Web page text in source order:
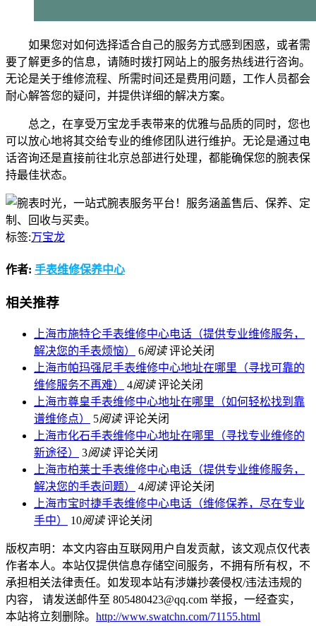
如果您对如何选择适合自己的服务方式感到困惑，或者需
要了解更多的信息，请随时拨打网站上的服务热线进行咨询。
无论是关于维修流程、所需时间还是费用问题，工作人员都会
耐心解答您的疑问，并提供详细的解决方案。
总之，在享受万宝龙手表带来的优雅与品质的同时，您也
可以放心地将其交给专业的维修团队进行维护。无论是通过电
话咨询还是直接前往北京总部进行处理，都能确保您的腕表保
持最佳状态。
标签:万宝龙
作者: 手表维修保养中心
相关推荐
上海市施特仑手表维修中心电话（提供专业维修服务，
解决您的手表烦恼）
6阅读 评论关闭
上海市帕玛强尼手表维修中心地址在哪里（寻找可靠的
维修服务不再难）
4阅读 评论关闭
上海市尊皇手表维修中心地址在哪里（如何轻松找到靠
谱维修点）
5阅读 评论关闭
上海市化石手表维修中心地址在哪里（寻找专业维修的
新途径）
3阅读 评论关闭
上海市柏莱士手表维修中心电话（提供专业维修服务，
解决您的手表问题）
4阅读 评论关闭
上海市宝时捷手表维修中心电话（维修保养，尽在专业
手中）
10阅读 评论关闭
版权声明：本文内容由互联网用户自发贡献，该文观点仅代表
作者本人。本站仅提供信息存储空间服务，不拥有所有权，不
承担相关法律责任。如发现本站有涉嫌抄袭侵权/违法违规的
内容， 请发送邮件至 805480423@qq.com 举报，一经查实，
本站将立刻删除。 http://www.swatchn.com/71155.html